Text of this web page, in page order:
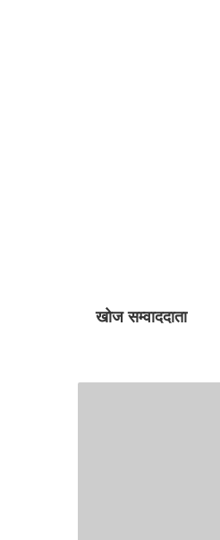
खोज सम्वाददाता